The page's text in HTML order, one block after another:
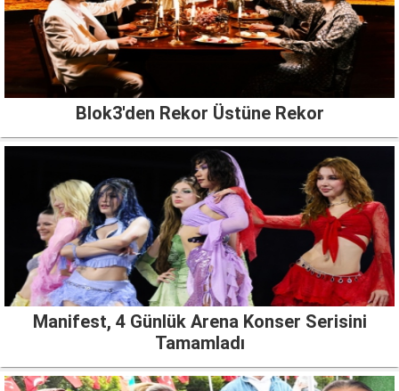
Blok3'den Rekor Üstüne Rekor
Manifest, 4 Günlük Arena Konser Serisini
Tamamladı